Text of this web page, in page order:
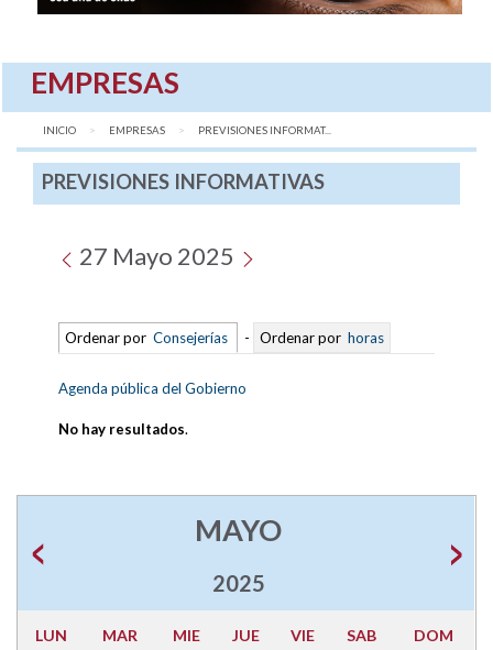
EMPRESAS
INICIO EMPRESAS AQUÍ:
PREVISIONES INFORMAT...
PREVISIONES INFORMATIVAS
27 Mayo 2025
Ordenar por Consejerías - Ordenar por horas
Agenda pública del Gobierno
No hay resultados.
MAYO
2025
LUN MAR MIE JUE VIE SAB DOM